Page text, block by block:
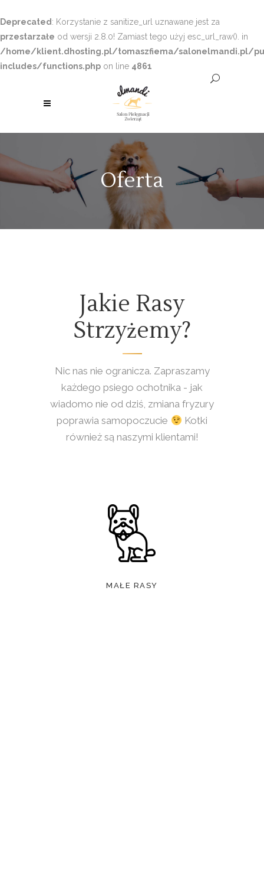
Deprecated : Korzystanie z sanitize_url uznawane jest za
przestarzałe od wersji 2.8.0! Zamiast tego użyj esc_url_raw(). in
/home/klient.dhosting.pl/tomaszfiema/salonelmandi.pl/
includes/functions.php on line 4861
Oferta
Jakie Rasy
Strzyżemy?
Nic nas nie ogranicza. Zapraszamy
każdego psiego ochotnika - jak
wiadomo nie od dziś, zmiana fryzury
poprawia samopoczucie
Kotki
również są naszymi klientami!
MAŁE RASY